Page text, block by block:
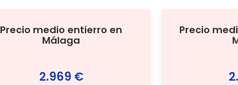
Precio medio entierro en
Málaga
2.969 €
Precio